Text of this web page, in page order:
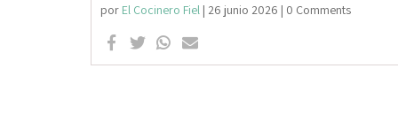
por El Cocinero Fiel| 26 junio 2026 | 0 Comments